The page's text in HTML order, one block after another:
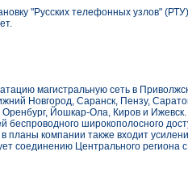
"Русских телефонных узлов"
магистральную сеть в
Новгород, Саранск, Пензу,
Йошкар-Ола, Киров и Ижевск.
широкополосного
планы компании также входит
соединению Центрального региона